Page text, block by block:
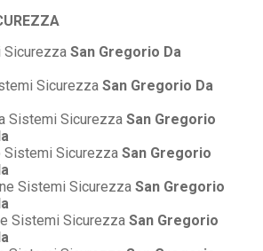
Sicurezza San Gregorio Da
Sicurezza San Gregorio Da
Sistemi Sicurezza San Gregorio
Sistemi Sicurezza San Gregorio
Sistemi Sicurezza San Gregorio
Sistemi Sicurezza San Gregorio